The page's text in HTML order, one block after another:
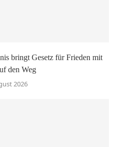
bringt Gesetz für Frieden mit
den Weg
2026